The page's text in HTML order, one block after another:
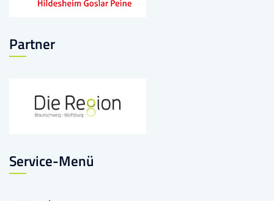
Partner
Service-Menü